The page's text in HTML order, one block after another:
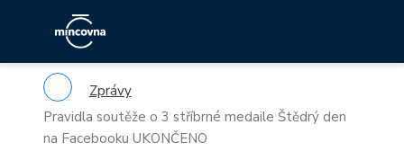
Zprávy
Pravidla soutěže o 3 stříbrné medaile Štědrý den
na Facebooku UKONČENO